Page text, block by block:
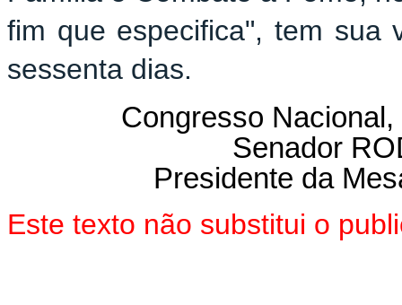
fim que especifica", tem sua
sessenta dias.
Congresso
Senador
Presidente da
Este texto não substitui o